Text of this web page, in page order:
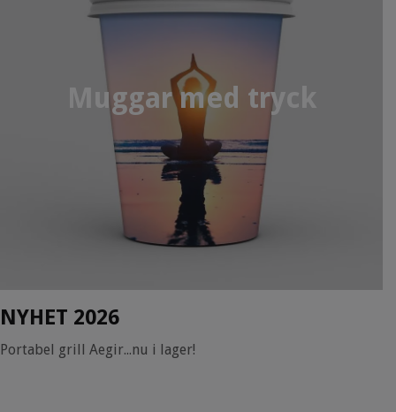
Muggar med tryck
NYHET 2026
Portabel grill Aegir...nu i lager!